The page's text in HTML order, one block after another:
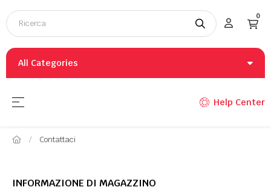
0
All Categories
navigazione Toggle
☰ Help Center
Contattaci
INFORMAZIONE DI MAGAZZINO